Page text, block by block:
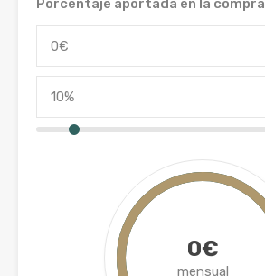
Porcentaje aportada en la compra
0€
mensual